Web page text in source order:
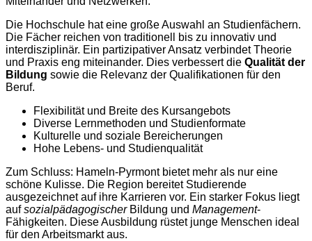
Die Hochschule hat eine große Auswahl an Studienfächern.
Die Fächer reichen von traditionell bis zu innovativ und
interdisziplinär. Ein partizipativer Ansatz verbindet Theorie
und Praxis eng miteinander. Dies verbessert die Qualität der
Bildung sowie die Relevanz der Qualifikationen für den
Beruf.
Flexibilität und Breite des Kursangebots
Diverse Lernmethoden und Studienformate
Kulturelle und soziale Bereicherungen
Hohe Lebens- und Studienqualität
Zum Schluss: Hameln-Pyrmont bietet mehr als nur eine
schöne Kulisse. Die Region bereitet Studierende
ausgezeichnet auf ihre Karrieren vor. Ein starker Fokus liegt
aufsozialpädagogischerBildung und Management-
Fähigkeiten. Diese Ausbildung rüstet junge Menschen ideal
für den Arbeitsmarkt aus.